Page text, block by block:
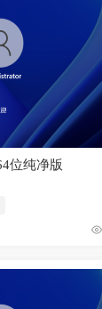
位纯净版